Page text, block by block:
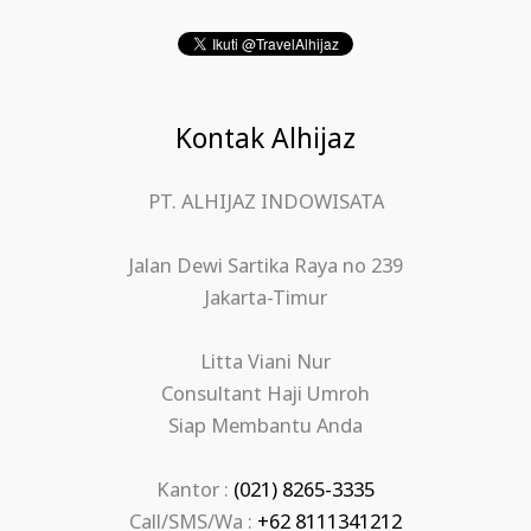
Kontak Alhijaz
PT. ALHIJAZ INDOWISATA
Jalan Dewi Sartika Raya no 239
Jakarta-Timur
Litta Viani Nur
Consultant Haji Umroh
Siap Membantu Anda
Kantor : (021) 8265-3335
Call/SMS/Wa : +62 8111341212